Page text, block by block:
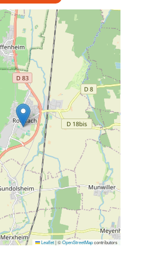
Leaflet |©OpenStreetMapcontributors